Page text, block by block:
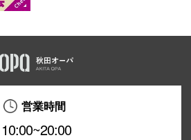
営業時間
10:00~20:00